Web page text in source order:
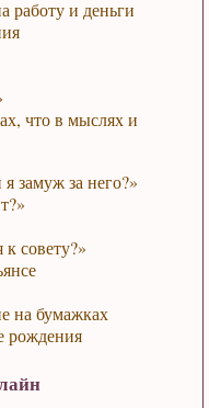
работу и деньги
что в мыслях и
замуж за него?»
совету?»
на бумажках
рождения